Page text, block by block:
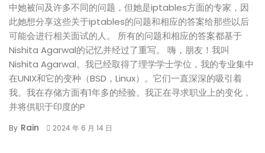
中她被问及许多不同的问题，但她是iptables方面的专家，因
此她想分享这些关于iptables的问题和相应的答案给那些以后
可能会进行相关面试的人。 所有的问题和相应的答案都基于
Nishita Agarwal的记忆并经过了重写。 嗨，朋友！我叫
Nishita Agarwal。我已经取得了理学学士学位，我的专业集中
在UNIX和它的变种（BSD，Linux）。它们一直深深的吸引着
我。我在存储方面有1年多的经验。我正在寻求职业上的变化，
并将供职于印度的P
By Rain 2024 年 6 月 14 日